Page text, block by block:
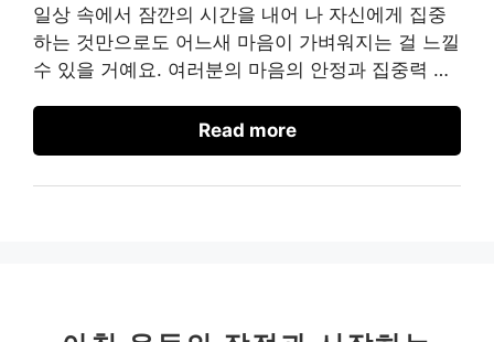
일상 속에서 잠깐의 시간을 내어 나 자신에게 집중
하는 것만으로도 어느새 마음이 가벼워지는 걸 느낄
수 있을 거예요. 여러분의 마음의 안정과 집중력 …
Read more